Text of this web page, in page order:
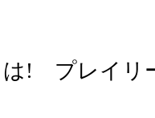
は! プレイリ